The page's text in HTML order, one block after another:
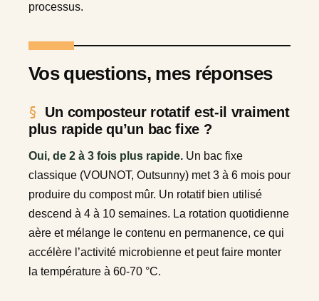
processus.
Vos questions, mes réponses
Un composteur rotatif est-il vraiment
plus rapide qu’un bac fixe ?
Oui, de 2 à 3 fois plus rapide. Un bac fixe
classique (VOUNOT, Outsunny) met 3 à 6 mois pour
produire du compost mûr. Un rotatif bien utilisé
descend à 4 à 10 semaines. La rotation quotidienne
aère et mélange le contenu en permanence, ce qui
accélère l’activité microbienne et peut faire monter
la température à 60-70 °C.